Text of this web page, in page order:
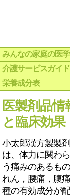
みんなの家庭の医学
介護サービスガイド
栄養成分表
医製剤品
と臨床効果
小太郎漢方製製
は、体力に関わ
う痛みのあるも
れん，腰痛，腹
種の有効成分が